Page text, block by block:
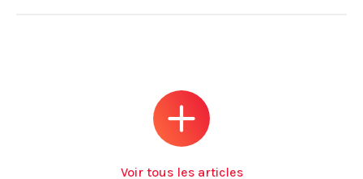
Voir tous les articles